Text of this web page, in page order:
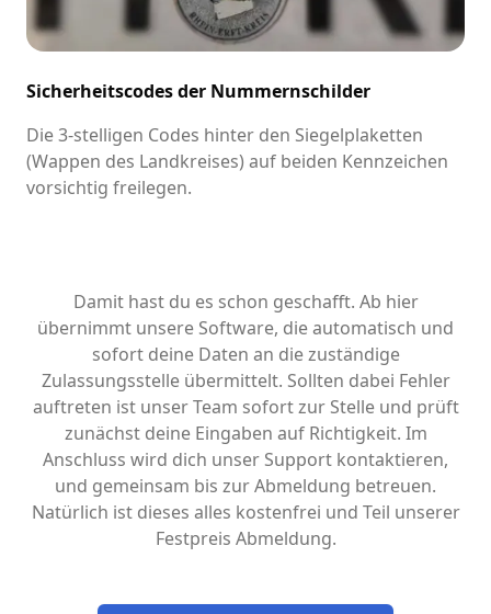
Sicherheitscodes der Nummernschilder
Die 3-stelligen Codes hinter den Siegelplaketten
(Wappen des Landkreises) auf beiden Kennzeichen
vorsichtig freilegen.
Damit hast du es schon geschafft. Ab hier
übernimmt unsere Software, die automatisch und
sofort deine Daten an die zuständige
Zulassungsstelle übermittelt. Sollten dabei Fehler
auftreten ist unser Team sofort zur Stelle und prüft
zunächst deine Eingaben auf Richtigkeit. Im
Anschluss wird dich unser Support kontaktieren,
und gemeinsam bis zur Abmeldung betreuen.
Natürlich ist dieses alles kostenfrei und Teil unserer
Festpreis Abmeldung.